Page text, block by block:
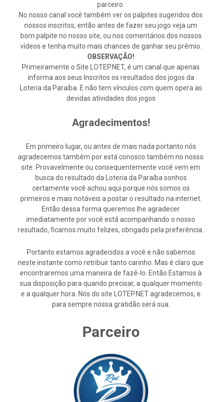
parceiro.
No nosso canal você também ver os palpites sugeridos dos
nossos inscritos, então antes de fazer seu jogo veja um
bom palpite no nosso site, ou nos comentários dos nossos
vídeos e tenha muito mais chances de ganhar seu prêmio.
OBSERVAÇÃO!
Primeiramente o Site LOTEP.NET, é um canal que apenas
informa aos seus Inscritos os resultados dos jogos da
Loteria da Paraíba. E não tem vínculos com quem opera as
devidas atividades dos jogos
Agradecimentos!
Em primeiro lugar, ou antes de mais nada portanto nós
agradecemos também por está conosco também no nosso
site. Provavelmente ou consequentemente você vem em
busca do resultado da Loteria da Paraíba sonhos
certamente você achou aqui porque nós somos os
primeiros e mais notáveis a postar o resultado na internet.
Então dessa forma queremos lhe agradecer
imediatamente por você está acompanhando o nosso
resultado, ficamos muito felizes, obrigado pela preferência.
Portanto estamos agradecidos a você e não sabemos
neste instante como retribuir tanto carinho. Mas é claro que
encontraremos uma maneira de fazê-lo. Então Estamos à
sua disposição para quando precisar, a qualquer momento
e a qualquer hora. Nós do site LOTEP.NET agradecemos, e
para sempre nossa gratidão será sua.
Parceiro